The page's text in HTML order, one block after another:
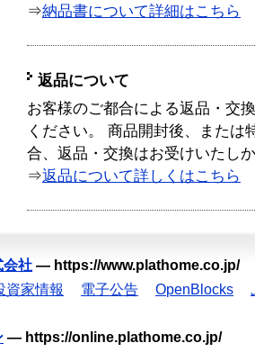
⇒納品書について詳細はこちら
返品について
お客様のご都合による返品・交
ください。 商品開封後、または
合、返品・交換はお受けいたし
⇒返品について詳しくはこちら
会社 — https://www.plathome.co.jp/
資家情報 電子公告 OpenBlocks
— https://online.plathome.co.jp/